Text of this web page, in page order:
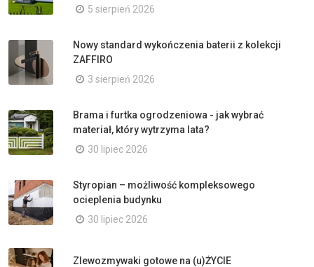
5 sierpień 2026
Nowy standard wykończenia baterii z kolekcji
ZAFFIRO
3 sierpień 2026
Brama i furtka ogrodzeniowa - jak wybrać
materiał, który wytrzyma lata?
30 lipiec 2026
Styropian – możliwość kompleksowego
ocieplenia budynku
30 lipiec 2026
Zlewozmywaki gotowe na (u)ŻYCIE